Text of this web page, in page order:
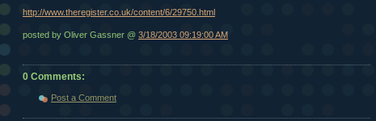
http://www.theregister.co.uk/content/6/29750.html
posted by Oliver Gassner @ 3/18/2003 09:19:00 AM
0 Comments:
Post a Comment